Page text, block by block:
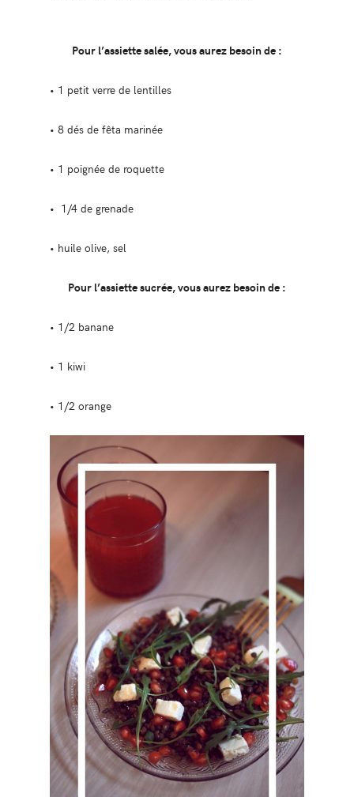
Pour l’assiette salée, vous aurez besoin de :
• 1 petit verre de lentilles
• 8 dés de fêta marinée
• 1 poignée de roquette
• 1/4 de grenade
• huile olive, sel
Pour l’assiette sucrée, vous aurez besoin de :
• 1/2 banane
• 1 kiwi
• 1/2 orange